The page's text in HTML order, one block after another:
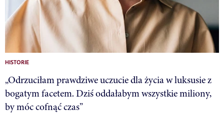
HISTORIE
„Odrzuciłam prawdziwe uczucie dla życia w luksusie z
bogatym facetem. Dziś oddałabym wszystkie miliony,
by móc cofnąć czas”